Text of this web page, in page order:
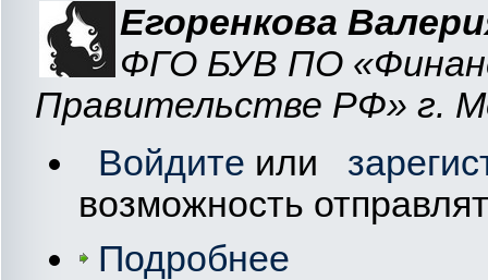
Егоренкова
ФГО БУВ ПО
Правительстве РФ» г.
Войдите или
возможность
Подробнее